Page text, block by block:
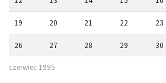
czerwiec 1995
19 20 21 22 23
26 27 28 29 30